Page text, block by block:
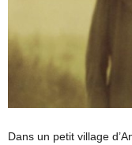
Dans un petit village